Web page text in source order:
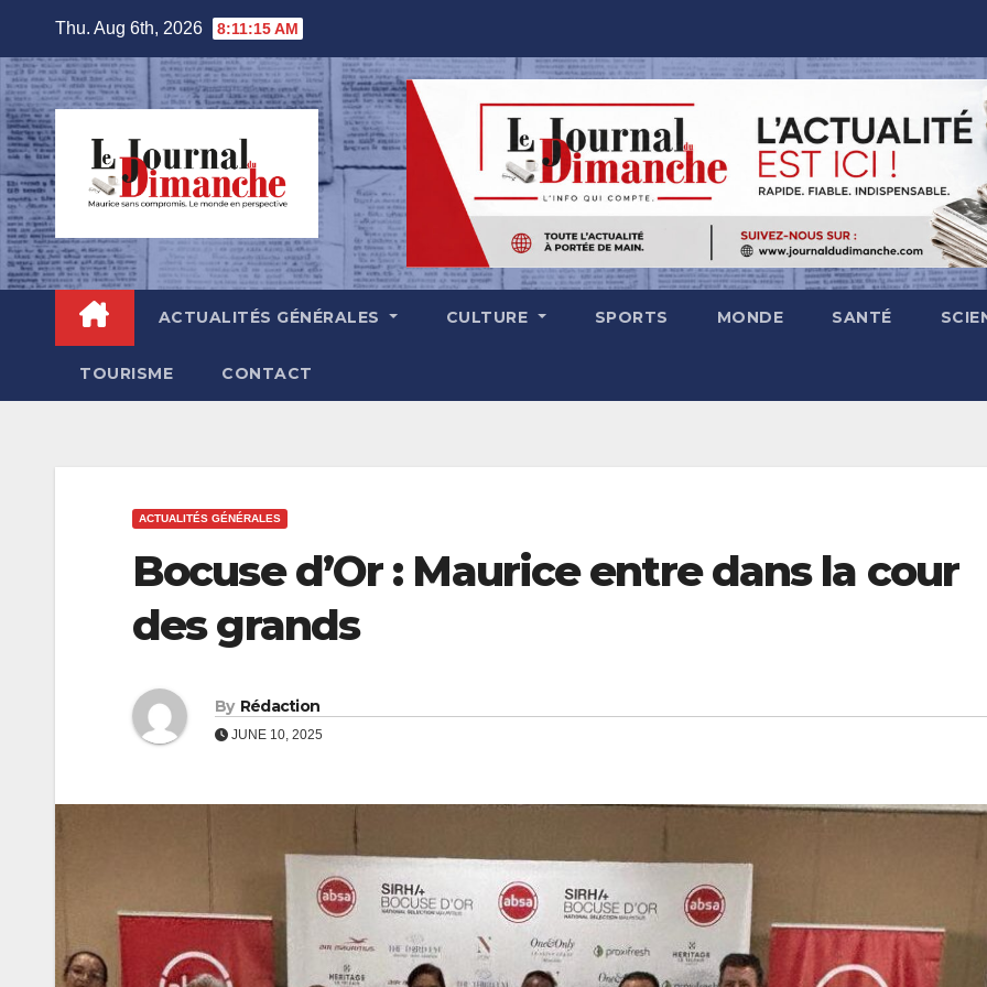
content
Thu. Aug 6th, 2026 8:11:16 AM
ACTUALITÉS GÉNÉRALES CULTURE SPORTS MONDE SANTÉ
TOURISME CONTACT
ACTUALITÉS GÉNÉRALES
Bocuse d’Or : Maurice entre dans la cour
des grands
By Rédaction
JUNE 10, 2025
ECONOMIE
CEB :
ECONOMIE
Coopération
ECONOMIE
Pétrole, billets
Vision